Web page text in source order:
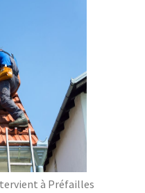
à Préfailles